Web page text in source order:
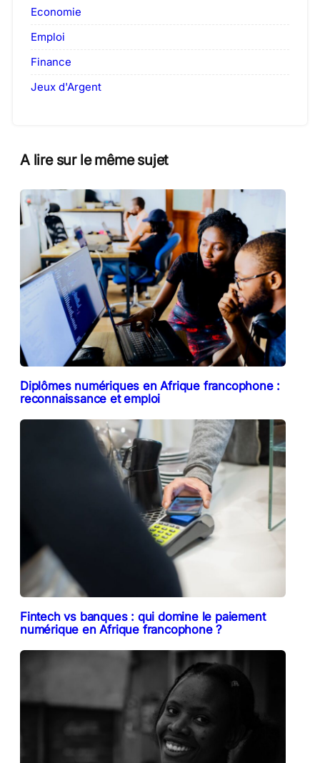
Economie
Emploi
Finance
Jeux d'Argent
A lire sur le même sujet
Diplômes numériques en Afrique francophone :
reconnaissance et emploi
Fintech vs banques : qui domine le paiement
numérique en Afrique francophone ?